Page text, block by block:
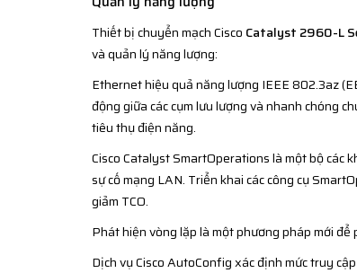
Thiết bị chuyển mạch Cisco Catalyst 2960-L
và quản lý năng lượng:
Ethernet hiệu quả năng lượng IEEE 802.3az
động giữa các cụm lưu lượng và nhanh chóng
tiêu thụ điện năng.
Cisco Catalyst SmartOperations là một bộ các
sự cố mạng LAN. Triển khai các công cụ
giảm TCO.
Phát hiện vòng lặp là một phương pháp mới
Dịch vụ Cisco AutoConfig xác định mức truy